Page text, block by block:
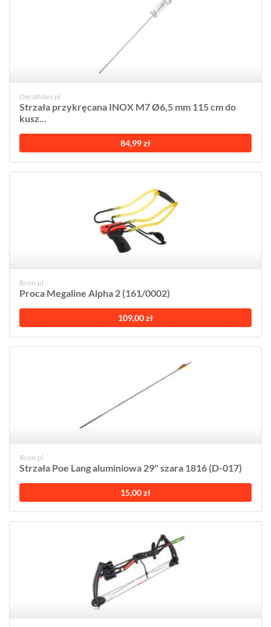
Decathlon.pl
Strzała przykręcana INOX M7 Ø6,5 mm 115 cm do
kusz...
84,99 zł
Bron.pl
Proca Megaline Alpha 2 (161/0002)
109,00 zł
Bron.pl
Strzała Poe Lang aluminiowa 29" szara 1816 (D-017)
15,00 zł